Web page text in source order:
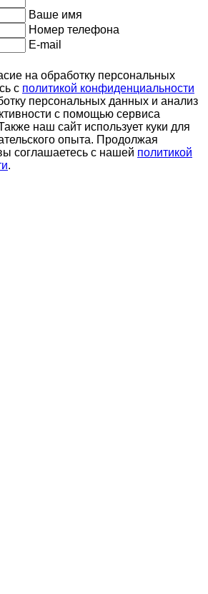
Ваше имя
Номер телефона
E-mail
на обработку персональных
с политикой конфиденциальности
персональных данных и анализ
с помощью сервиса
наш сайт использует куки для
опыта. Продолжая
соглашаетесь с нашей политикой
.